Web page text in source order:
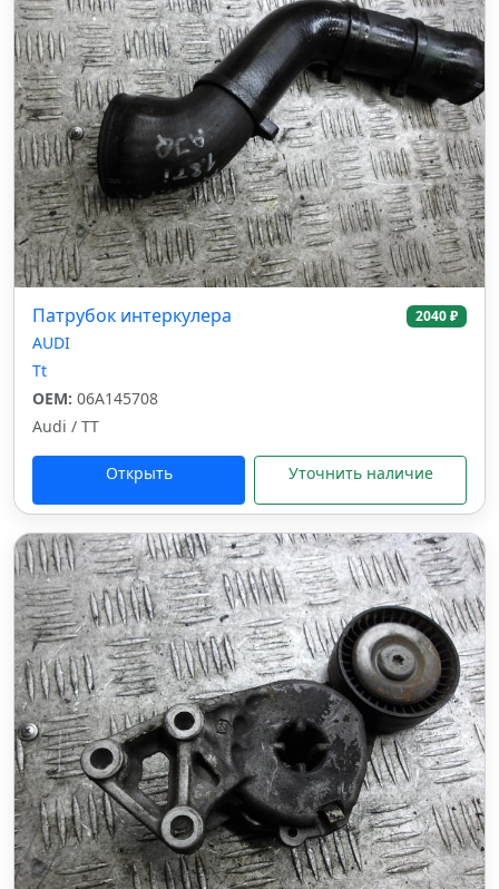
Патрубок интеркулера 2040 ₽
AUDI
Tt
OEM: 06A145708
Audi / TT
Открыть Уточнить наличие